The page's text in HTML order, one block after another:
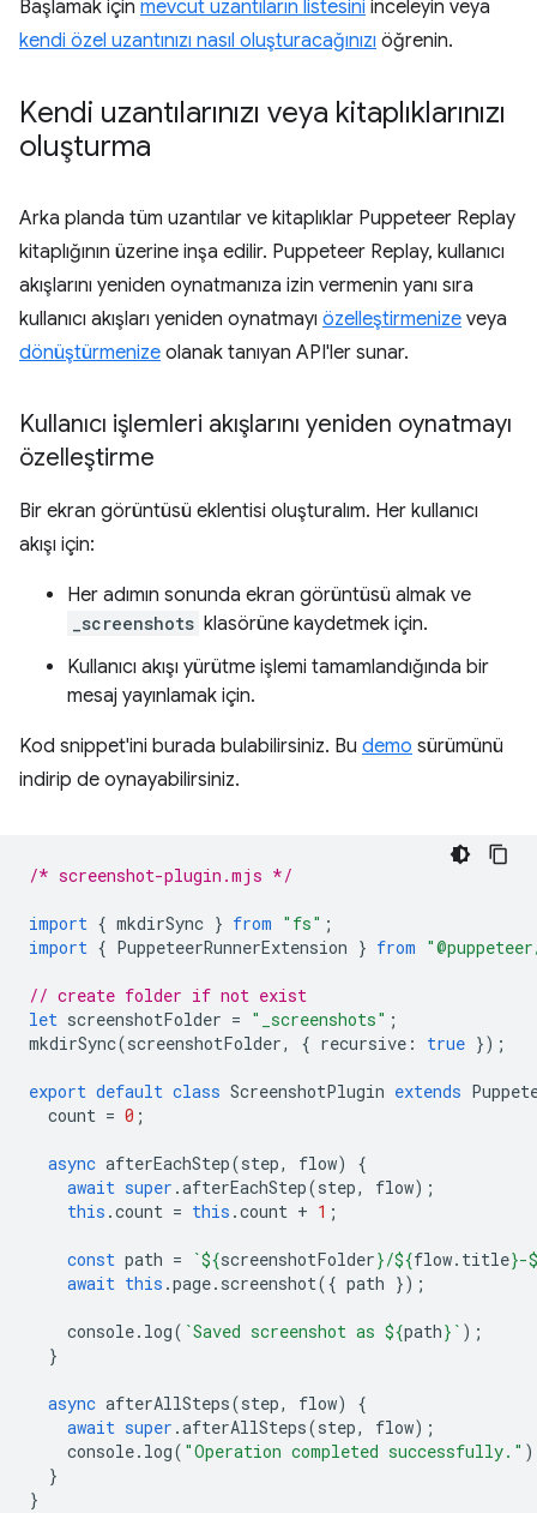
Başlamak için mevcut uzantıların listesini inceleyin veya
kendi özel uzantınızı nasıl oluşturacağınızı öğrenin.
Kendi uzantılarınızı veya kitaplıklarınızı
oluşturma
Arka planda tüm uzantılar ve kitaplıklar Puppeteer Replay
kitaplığının üzerine inşa edilir. Puppeteer Replay, kullanıcı
akışlarını yeniden oynatmanıza izin vermenin yanı sıra
kullanıcı akışları yeniden oynatmayı özelleştirmenize veya
dönüştürmenize olanak tanıyan API'ler sunar.
Kullanıcı işlemleri akışlarını yeniden oynatmayı
özelleştirme
Bir ekran görüntüsü eklentisi oluşturalım. Her kullanıcı
akışı için:
Her adımın sonunda ekran görüntüsü almak ve
_screenshots klasörüne kaydetmek için.
Kullanıcı akışı yürütme işlemi tamamlandığında bir
mesaj yayınlamak için.
Kod snippet'ini burada bulabilirsiniz. Bu demo sürümünü
indirip de oynayabilirsiniz.
/* screenshot-plugin.mjs */
import { mkdirSync } from "fs" ;
import { PuppeteerRunnerExtension } from
// create folder if not exist
let screenshotFolder = "_screenshots" ;
mkdirSync(screenshotFolder, { recursive : true });
export default class ScreenshotPlugin extends
count = 0 ;
async afterEachStep(step, flow)
{
await super .afterEachStep(step, flow);
this .count = this .count + 1 ;
const path = `${screenshotFolder}/${flow. title}-
await this .page. screenshot({ path });
console. log( `Saved screenshot as ${path} ` );
}
async afterAllSteps(step, flow)
{
await super .afterAllSteps(step, flow);
console. log( "Operation completed successfully."
}
}